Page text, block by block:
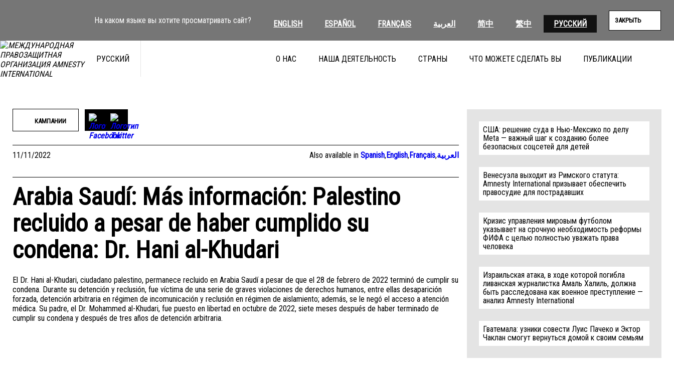
На каком языке вы хотите просматривать сайт? ENGLISH ESPAÑOL FRANÇAIS العربية 简中 繁中 РУССКИЙ ЗАКРЫТЬ
РУССКИЙ О НАС НАША ДЕЯТЕЛЬНОСТЬ СТРАНЫ ЧТО МОЖЕТЕ СДЕЛАТЬ ВЫ ПУБЛИКАЦИИ
КАМПАНИИ
11/11/2022 Also available inSpanish,English,Français,العربية
Arabia Saudí: Más información: Palestino
recluido a pesar de haber cumplido su
condena: Dr. Hani al-Khudari
El Dr. Hani al-Khudari, ciudadano palestino, permanece recluido en Arabia Saudí a pesar de que el 28 de febrero de 2022 terminó de cumplir su
condena. Durante su detención y reclusión, fue víctima de una serie de graves violaciones de derechos humanos, entre ellas desaparición
forzada, detención arbitraria en régimen de incomunicación y reclusión en régimen de aislamiento; además, se le negó el acceso a atención
médica. Su padre, el Dr. Mohammed al-Khudari, fue puesto en libertad en octubre de 2022, siete meses después de haber terminado de
cumplir su condena y después de tres años de detención arbitraria.
США: решение суда в Нью-Мексико по делу
Meta — важный шаг к созданию более
безопасных соцсетей для детей
Венесуэла выходит из Римского статута:
Amnesty International призывает обеспечить
правосудие для пострадавших
Кризис управления мировым футболом
указывает на срочную необходимость реформы
ФИФА с целью полностью уважать права
человека
Израильская атака, в ходе которой погибла
ливанская журналистка Амаль Халиль, должна
быть расследована как военное преступление —
анализ Amnesty International
Гватемала: узники совести Луис Пачеко и Эктор
Чаклан смогут вернуться домой к своим семьям